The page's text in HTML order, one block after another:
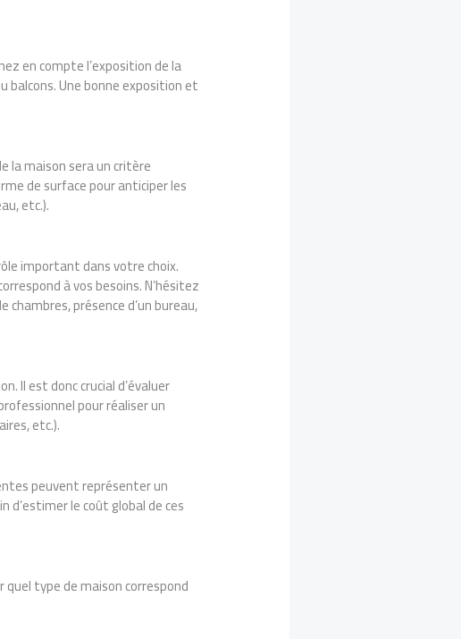
en compte l’exposition de la
Une bonne exposition et
la maison sera un critère
de surface pour anticiper les
etc.).
important dans votre choix.
à vos besoins. N’hésitez
présence d’un bureau,
Il est donc crucial d’évaluer
pour réaliser un
etc.).
peuvent représenter un
d’estimer le coût global de ces
type de maison correspond